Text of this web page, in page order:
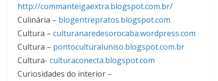
http://commanteigaextra.blogspot.com.br/
Culinária – blogentrepratos.blogspot.com
Cultura – culturanaredesorocaba.wordpress.com
Cultura – pontoculturaluniso.blogspot.com.br
Cultura- culturaconecta.blogspot.com
Curiosidades do interior –